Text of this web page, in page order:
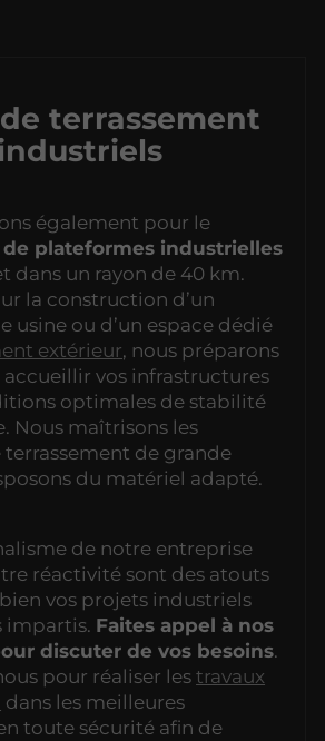
terrassement
également pour le
plateformes industrielles
dans un rayon de 40 km.
la construction d’un
usine ou d’un espace dédié
extérieur, nous préparons
vos infrastructures
optimales de stabilité
Nous maîtrisons les
de grande
du matériel adapté.
de notre entreprise
réactivité sont des atouts
vos projets industriels
impartis. Faites appel à nos
discuter de vos besoins.
pour réaliser lestravaux
dans les meilleures
toute sécurité afin de